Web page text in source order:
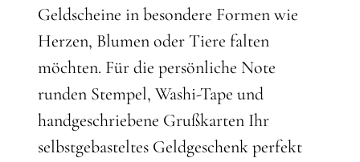
Geldscheine in besondere Formen wie
Herzen, Blumen oder Tiere falten
möchten. Für die persönliche Note
runden Stempel, Washi-Tape und
handgeschriebene Grußkarten Ihr
selbstgebasteltes Geldgeschenk perfekt